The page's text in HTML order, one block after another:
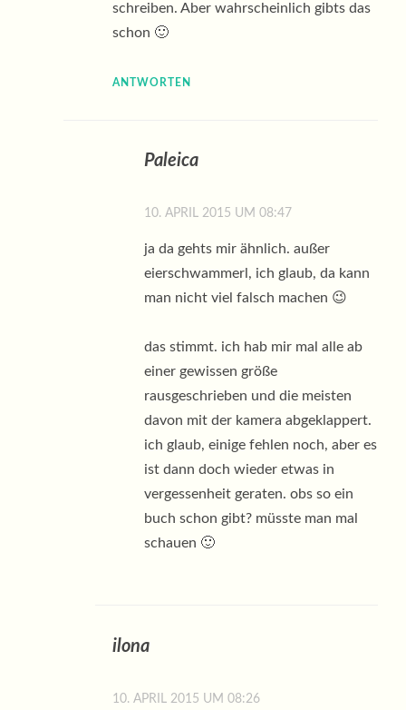
schreiben. Aber wahrscheinlich gibts das
schon 🙂
ANTWORTEN
Paleica
10. APRIL 2015 UM 08:47
ja da gehts mir ähnlich. außer
eierschwammerl, ich glaub, da kann
man nicht viel falsch machen 😉
das stimmt. ich hab mir mal alle ab
einer gewissen größe
rausgeschrieben und die meisten
davon mit der kamera abgeklappert.
ich glaub, einige fehlen noch, aber es
ist dann doch wieder etwas in
vergessenheit geraten. obs so ein
buch schon gibt? müsste man mal
schauen 🙂
ilona
10. APRIL 2015 UM 08:26